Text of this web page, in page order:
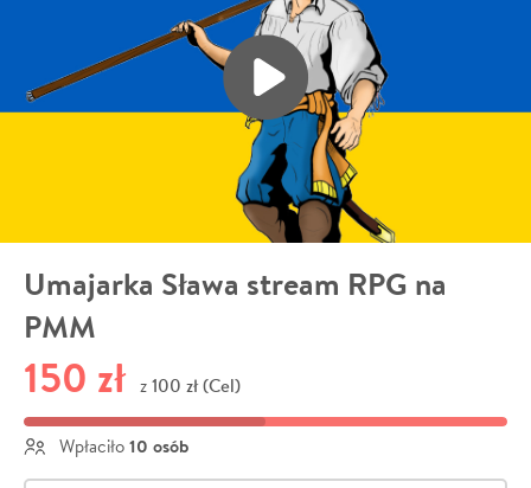
Umajarka Sława stream RPG na
PMM
150 zł z 100 zł (Cel)
Wpłaciło 10 osób